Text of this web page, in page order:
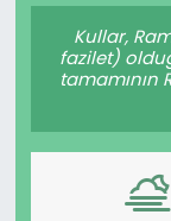
Kullar,
fazilet)
tamamının